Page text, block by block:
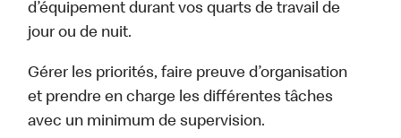
d’équipement durant vos quarts de travail de
jour ou de nuit.
Gérer les priorités, faire preuve d’organisation
et prendre en charge les différentes tâches
avec un minimum de supervision.